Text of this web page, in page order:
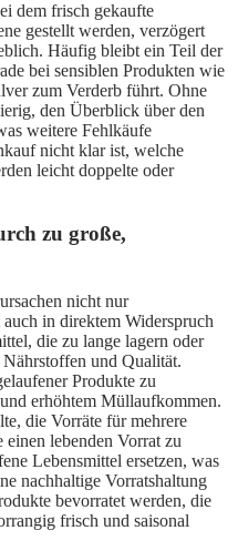
dem frisch gekaufte
gestellt werden, verzögert
Häufig bleibt ein Teil der
bei sensiblen Produkten wie
zum Verderb führt. Ohne
den Überblick über den
weitere Fehlkäufe
nicht klar ist, welche
leicht doppelte oder
zu große,
nicht nur
in direktem Widerspruch
die zu lange lagern oder
und Qualität.
Produkte zu
erhöhtem Müllaufkommen.
die Vorräte für mehrere
lebenden Vorrat zu
Lebensmittel ersetzen, was
nachhaltige Vorratshaltung
bevorratet werden, die
frisch und saisonal